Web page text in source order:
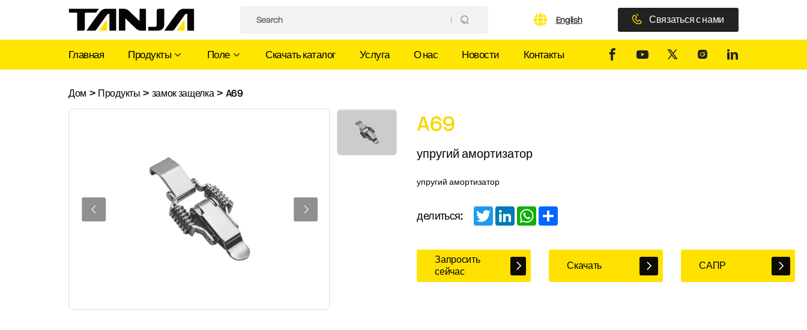
English Связаться с нами
Главная Продукты Поле Скачать каталог Услуга О нас Новости Контакты
Дом > Продукты > замок защелка > A69
A69
упругий амортизатор
упругий амортизатор
делиться: TwitterLinkedInWhatsApp
Share
Запросить
сейчас
Скачать САПР